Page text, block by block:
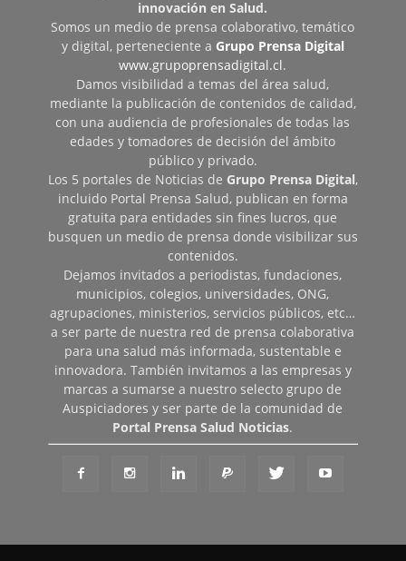
innovación en Salud.
Somos un medio de prensa colaborativo, temático
y digital, perteneciente a Grupo Prensa Digital
www.grupoprensadigital.cl.
Damos visibilidad a temas del área salud,
mediante la publicación de contenidos de calidad,
con una audiencia de profesionales de todas las
edades y tomadores de decisión del ámbito
público y privado.
Los 5 portales de Noticias de Grupo Prensa Digital,
incluido Portal Prensa Salud, publican en forma
gratuita para entidades sin fines lucros, que
busquen un medio de prensa donde visibilizar sus
contenidos.
Dejamos invitados a periodistas, fundaciones,
municipios, colegios, universidades, ONG,
agrupaciones, ministerios, servicios públicos, etc…
a ser parte de nuestra red de prensa colaborativa
para una salud más informada, sustentable e
innovadora. También invitamos a las empresas y
marcas a sumarse a nuestro selecto grupo de
Auspiciadores y ser parte de la comunidad de
Portal Prensa Salud Noticias.